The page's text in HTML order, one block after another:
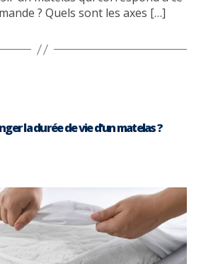
? Quels sont les axes […]
la durée de vie d’un matelas ?